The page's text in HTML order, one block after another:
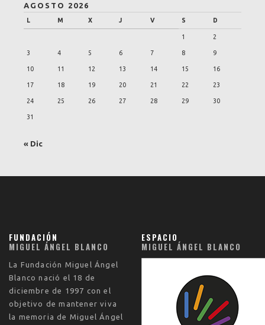
AGOSTO 2026
L M X J V S D
1 2
3 4 5 6 7 8 9
10 11 12 13 14 15 16
17 18 19 20 21 22 23
24 25 26 27 28 29 30
31
« Dic
FUNDACIÓN
MIGUEL ÁNGEL BLANCO
La Fundación Miguel Ángel
Blanco nació el 18 de
diciembre de 1997 con el
objetivo de mantener viva
la memoria de Miguel Ángel
ESPACIO
MIGUEL ÁNGEL BLANCO